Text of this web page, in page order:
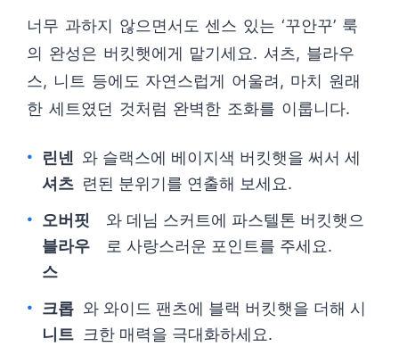
너무 과하지 않으면서도 센스 있는 ‘꾸안꾸’ 룩
의 완성은 버킷햇에게 맡기세요. 셔츠, 블라우
스, 니트 등에도 자연스럽게 어울려, 마치 원래
한 세트였던 것처럼 완벽한 조화를 이룹니다.
린넨
셔츠
와 슬랙스에 베이지색 버킷햇을 써서 세
련된 분위기를 연출해 보세요.
오버핏
블라우
스
와 데님 스커트에 파스텔톤 버킷햇으
로 사랑스러운 포인트를 주세요.
크롭
니트
와 와이드 팬츠에 블랙 버킷햇을 더해 시
크한 매력을 극대화하세요.